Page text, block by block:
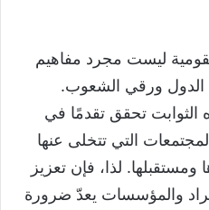
ليست مجرد مفاهيم
ورقي الشعوب.
الثوابت تحقق تقدمًا في
التي تتخلى عنها
لذا، فإن تعزيز
والمؤسسات يعدّ ضرورة